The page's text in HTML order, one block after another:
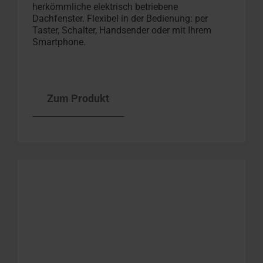
herkömmliche elektrisch betriebene
Dachfenster. Flexibel in der Bedienung: per
Taster, Schalter, Handsender oder mit Ihrem
Smartphone.
Zum Produkt